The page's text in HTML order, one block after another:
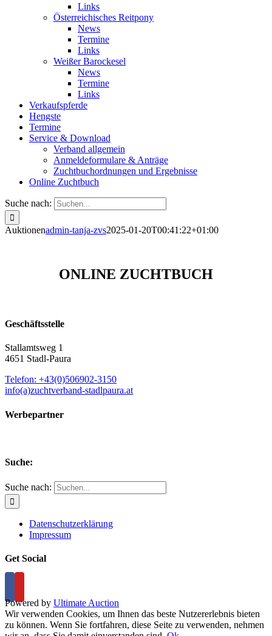
Links
Österreichisches Reitpony
News
Termine
Links
Weißer Barockesel
News
Termine
Links
Verkaufspferde
Hengste
Termine
Service & Download
Verband allgemein
Anmeldeformulare & Anträge
Zuchtbuchordnungen und Ergebnisse
Online Zuchtbuch
Suche nach:
Auktionenadmin-tanja-zvs2025-01-20T00:41:22+01:00
ONLINE ZUCHTBUCH
Geschäftsstelle
Stallamtsweg 1
4651 Stadl-Paura
Telefon: +43(0)506902-3150
info(a)zuchtverband-stadlpaura.at
Werbepartner
Suche:
Suche nach:
Datenschutzerklärung
Impressum
Get Social
Powered by Ultimate Auction
Wir verwenden Cookies, um Ihnen das beste Nutzererlebnis bieten
zu können. Wenn Sie fortfahren, diese Seite zu verwenden, nehmen